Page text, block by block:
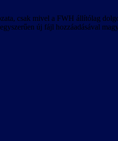
csak mivel a FWH állítólag
új fájl hozzáadásával